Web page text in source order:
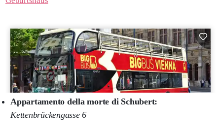
Appartamento della morte di Schubert:
Kettenbrückengasse 6